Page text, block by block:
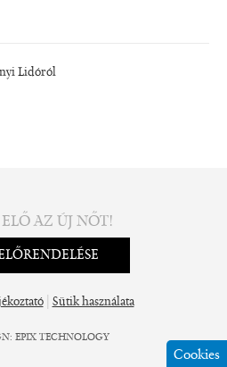
Cookies
Lidóról
ELŐ AZ ÚJ NŐT!
| Sütik használata
: EPIX TECHNOLOGY